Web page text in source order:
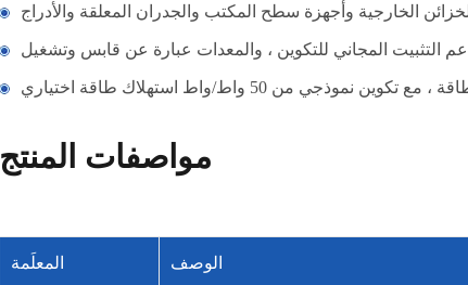
مواصفات المنتج
المعلَمة الوصف